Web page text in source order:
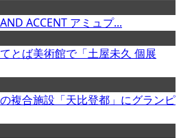
ACCENT アミュプ...
とば美術館で「土屋未久 個展
複合施設「天比登都」にグランピ